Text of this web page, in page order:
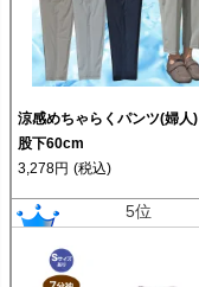
涼感めちゃらくパンツ(婦人)
股下60cm
3,278円 (税込)
5位